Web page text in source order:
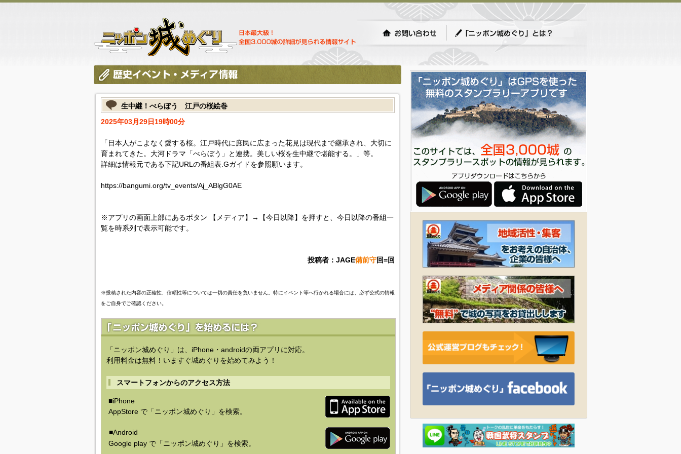
生中継！べらぼう 江戸の桜絵巻
2025年03月29日19時00分
「日本人がこよなく愛する桜。江戸時代に庶民に広まった花見は現代まで継承され、大切に
育まれてきた。大河ドラマ「べらぼう」と連携。美しい桜を生中継で堪能する。」等。
詳細は情報元である下記URLの番組表.Gガイドを参照願います。
https://bangumi.org/tv_events/Aj_ABlgG0AE
※アプリの画面上部にあるボタン 【メディア】→【今日以降】を押すと、今日以降の番組一
覧を時系列で表示可能です。
投稿者：JAGE備前守回=回
※投稿された内容の正確性、信頼性等については一切の責任を負いません。特にイベント等へ行かれる場合には、必ず公式の情報
をご自身でご確認ください。
「ニッポン城めぐり」は、iPhone・androidの両アプリに対応。
利用料金は無料！いますぐ城めぐりを始めてみよう！
スマートフォンからのアクセス方法
■iPhone
AppStore で「ニッポン城めぐり」を検索。
■Android
Google play で「ニッポン城めぐり」を検索。